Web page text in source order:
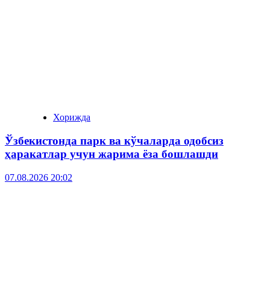
Хорижда
Ўзбекистонда парк ва кўчаларда одобсиз
ҳаракатлар учун жарима ёза бошлашди
07.08.2026 20:02